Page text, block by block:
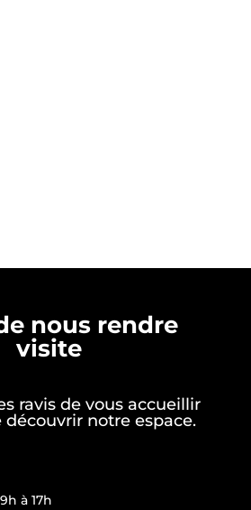
nous rendre
visite
ravis de vous accueillir
découvrir notre espace.
à 17h